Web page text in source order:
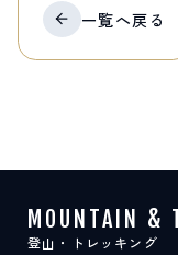
白馬村観光局インフ
Snow Peak LAND
サイト内検索一覧へ戻る
MOUNTAIN &
登山・トレッキング